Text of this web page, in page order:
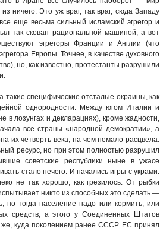
ничего. Это уж враг, так враг, сюда Западу
еще весьма сильный исламский эгрегор и
так скован рациональной машиной, а вот
эгрегоры Франции и Англии (что
Европы. Точнее, в качестве духовного
но, как известно, протестанты разрушили
такие специфические отсталые окраины, как
однородности. Между югом Италии и
в лозунгах и декларациях), кроме жадности,
все страны «народной демократии», а
их четверть века, на чем немало расцвела.
ресурс, но при этом полностью разрушил
советские республики ныне в ужасе
стало нечего. И начались игры с украми.
не так хорошо, как грезилось. От рыбки
никто из способных это сделать —
тогда население надо или кормить, или
средств, а этого у Соединенных Штатов
куда поколением ранее СССР. ЕС принял